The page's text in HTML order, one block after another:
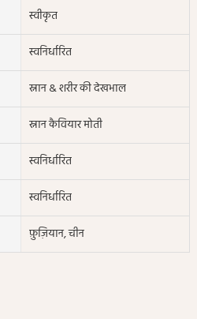
स्वीकृत
स्वनिर्धारित
स्नान & शरीर की देखभाल
स्नान कैवियार मोती
स्वनिर्धारित
स्वनिर्धारित
फ़ुज़ियान, चीन